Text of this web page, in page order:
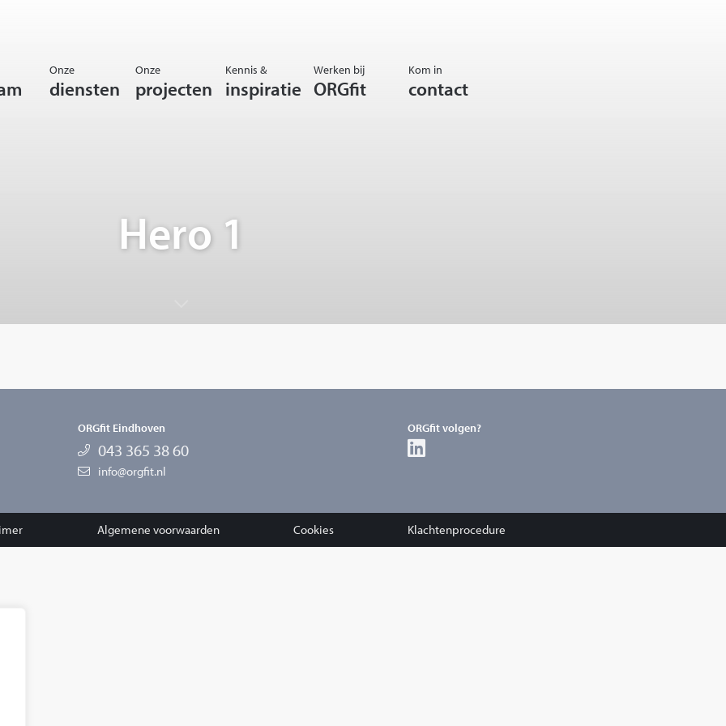
Onze
diensten
Onze
projecten
Kennis &
inspiratie
Werken bij
ORGfit
Kom in
contact
Hero 1
ORGfit Eindhoven
043 365 38 60
info@orgfit.nl
ORGfit volgen?
Algemene voorwaarden Cookies Klachtenprocedure